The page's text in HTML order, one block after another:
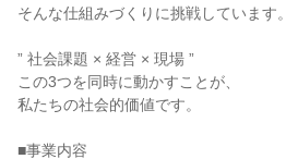
そんな仕組みづくりに挑戦しています。
” 社会課題 × 経営 × 現場 ”
この3つを同時に動かすことが、
私たちの社会的価値です。
■事業内容